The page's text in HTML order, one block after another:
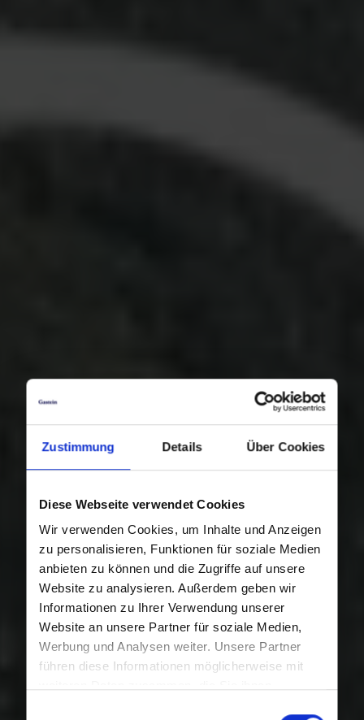
Zustimmung Details Über Cookies
Diese Webseite verwendet Cookies
Wir verwenden Cookies, um Inhalte und Anzeigen
zu personalisieren, Funktionen für soziale Medien
anbieten zu können und die Zugriffe auf unsere
Website zu analysieren. Außerdem geben wir
Informationen zu Ihrer Verwendung unserer
Website an unsere Partner für soziale Medien,
Werbung und Analysen weiter. Unsere Partner
führen diese Informationen möglicherweise mit